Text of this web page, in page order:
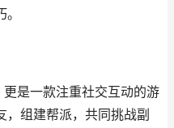
更是一款注重社交互动的游
组建帮派，共同挑战副